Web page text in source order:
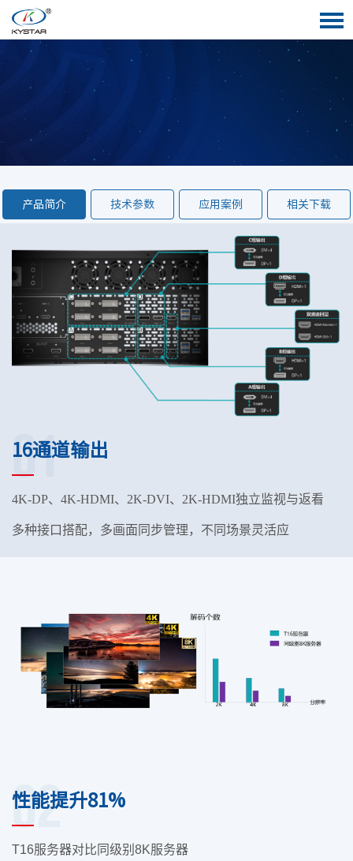
产品简介 技术参数 应用案例 相关下载
16通道输出
01
4K-DP、 4K-HDMI、 2K-DVI、 2K-HDMI独立监视与返看
多种接口搭配， 多画面同步管理 ， 不同场景灵活应
性能提升81%
02
T16服务器对比同级别 8K服务器